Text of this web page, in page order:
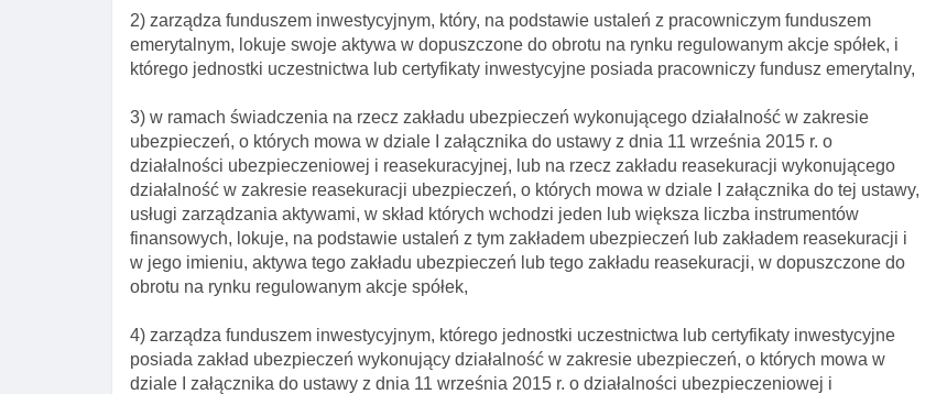
2) zarządza funduszem inwestycyjnym, który, na podstawie ustaleń z pracowniczym funduszem
emerytalnym, lokuje swoje aktywa w dopuszczone do obrotu na rynku regulowanym akcje spółek, i
którego jednostki uczestnictwa lub certyfikaty inwestycyjne posiada pracowniczy fundusz emerytalny,
3) w ramach świadczenia na rzecz zakładu ubezpieczeń wykonującego działalność w zakresie
ubezpieczeń, o których mowa w dziale I załącznika do ustawy z dnia 11 września 2015 r. o
działalności ubezpieczeniowej i reasekuracyjnej, lub na rzecz zakładu reasekuracji wykonującego
działalność w zakresie reasekuracji ubezpieczeń, o których mowa w dziale I załącznika do tej ustawy,
usługi zarządzania aktywami, w skład których wchodzi jeden lub większa liczba instrumentów
finansowych, lokuje, na podstawie ustaleń z tym zakładem ubezpieczeń lub zakładem reasekuracji i
w jego imieniu, aktywa tego zakładu ubezpieczeń lub tego zakładu reasekuracji, w dopuszczone do
obrotu na rynku regulowanym akcje spółek,
4) zarządza funduszem inwestycyjnym, którego jednostki uczestnictwa lub certyfikaty inwestycyjne
posiada zakład ubezpieczeń wykonujący działalność w zakresie ubezpieczeń, o których mowa w
dziale I załącznika do ustawy z dnia 11 września 2015 r. o działalności ubezpieczeniowej i